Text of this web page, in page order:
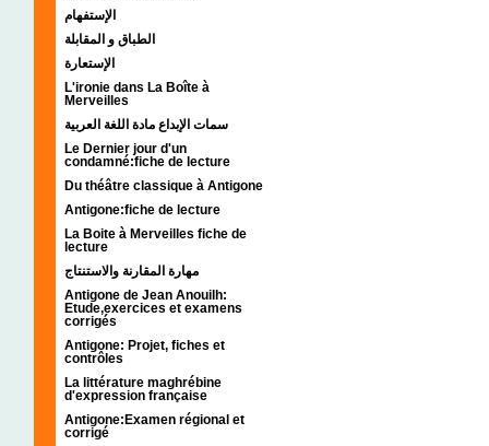
الإستفهام
الطباق و المقابلة
الإستعارة
L'ironie dans La Boîte à
Merveilles
سمات الإبداع مادة اللغة العربية
Le Dernier jour d'un
condamné:fiche de lecture
Du théâtre classique à Antigone
Antigone:fiche de lecture
La Boite à Merveilles fiche de
lecture
مهارة المقارنة والاستنتاج
Antigone de Jean Anouilh:
Etude,exercices et examens
corrigés
Antigone: Projet, fiches et
contrôles
La littérature maghrébine
d'expression française
Antigone:Examen régional et
corrigé